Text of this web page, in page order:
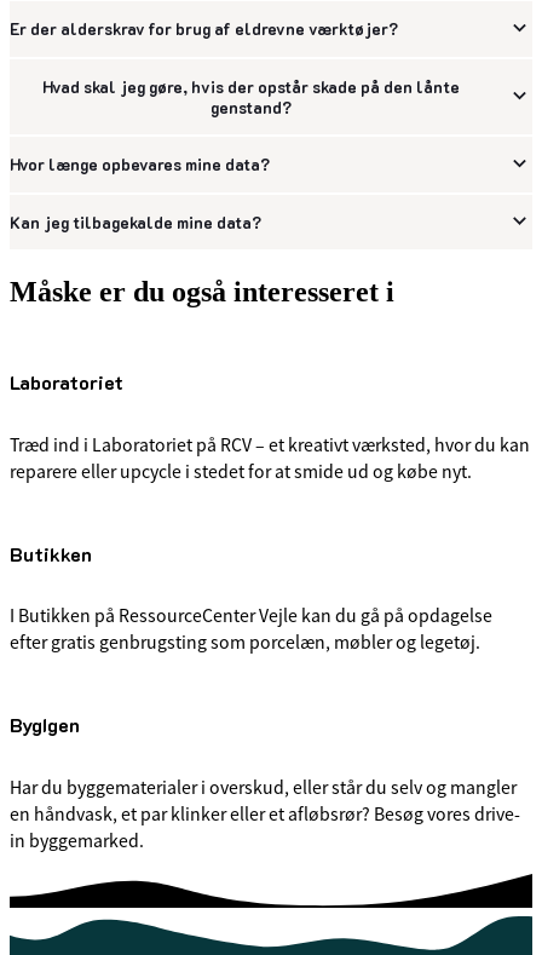
Er der alderskrav for brug af eldrevne værktøjer?
Hvad skal jeg gøre, hvis der opstår skade på den lånte
genstand?
Hvor længe opbevares mine data?
Kan jeg tilbagekalde mine data?
Måske er du også interesseret i
Laboratoriet
Træd ind i Laboratoriet på RCV – et kreativt værksted, hvor du kan
reparere eller upcycle i stedet for at smide ud og købe nyt.
Butikken
I Butikken på RessourceCenter Vejle kan du gå på opdagelse
efter gratis genbrugsting som porcelæn, møbler og legetøj.
BygIgen
Har du byggematerialer i overskud, eller står du selv og mangler
en håndvask, et par klinker eller et afløbsrør? Besøg vores drive-
in byggemarked.